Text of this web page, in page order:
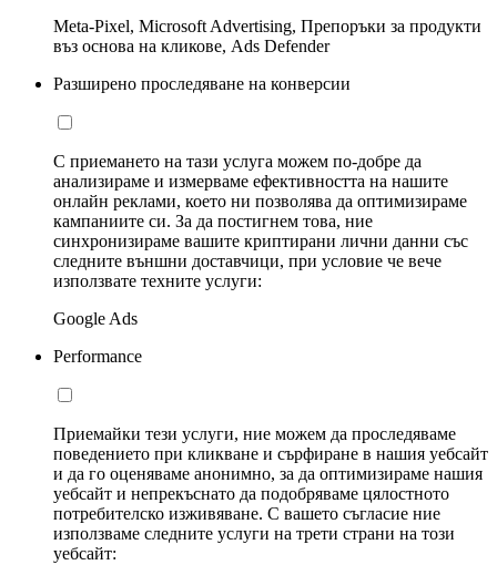
Meta-Pixel, Microsoft Advertising, Препоръки за продукти
въз основа на кликове, Ads Defender
Разширено проследяване на конверсии
С приемането на тази услуга можем по-добре да
анализираме и измерваме ефективността на нашите
онлайн реклами, което ни позволява да оптимизираме
кампаниите си. За да постигнем това, ние
синхронизираме вашите криптирани лични данни със
следните външни доставчици, при условие че вече
използвате техните услуги:
Google Ads
Performance
Приемайки тези услуги, ние можем да проследяваме
поведението при кликване и сърфиране в нашия уебсайт
и да го оценяваме анонимно, за да оптимизираме нашия
уебсайт и непрекъснато да подобряваме цялостното
потребителско изживяване. С вашето съгласие ние
използваме следните услуги на трети страни на този
уебсайт: